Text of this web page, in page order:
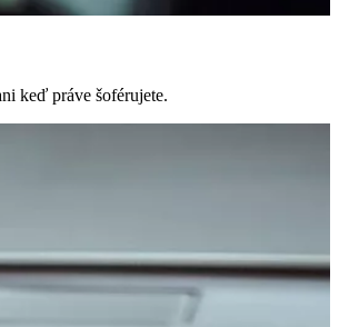
keď práve šoférujete.